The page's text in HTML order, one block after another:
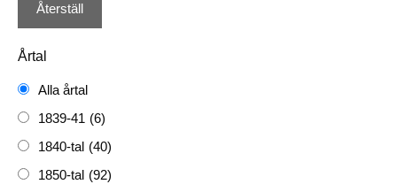
Årtal
Alla årtal
1839-41 (6)
1840-tal (40)
1850-tal (92)